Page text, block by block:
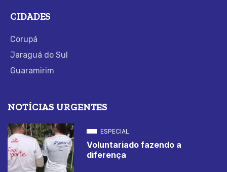
CIDADES
Corupá
Jaraguá do Sul
Guaramirim
NOTÍCIAS URGENTES
ESPECIAL
Voluntariado fazendo a
diferença